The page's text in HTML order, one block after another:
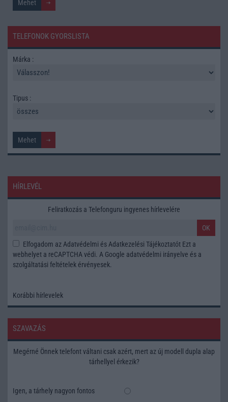
TELEFONOK GYORSLISTA
Márka :
Tipus :
HÍRLEVÉL
Feliratkozás a Telefonguru ingyenes hírlevelére
OK
Elfogadom az Adatvédelmi és Adatkezelési Tájékoztatót Ezt a
webhelyet a reCAPTCHA védi. A Google adatvédelmi irányelve és a
szolgáltatási feltételek érvényesek.
Korábbi hírlevelek
SZAVAZÁS
Megérné Önnek telefont váltani csak azért, mert az új modell dupla alap
tárhellyel érkezik?
Igen, a tárhely nagyon fontos